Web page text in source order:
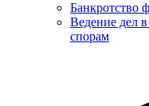
Банкротство
Ведение дел
спорам